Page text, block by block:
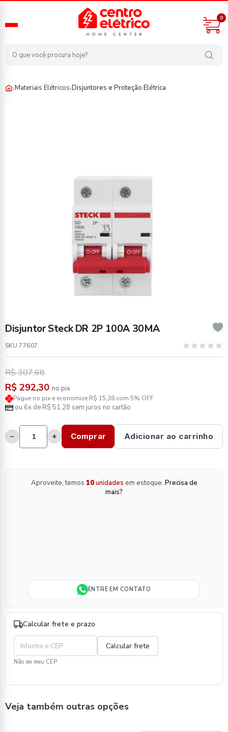
0
›Materiais Elétricos›Disjuntores e Proteção Elétrica
Disjuntor Steck DR 2P 100A 30MA
SKU 77607
R$ 307,68
R$ 292,30 no pix
Pague no pix e economize R$ 15,38 com 5% OFF
ou 6x de R$ 51,28 sem juros no cartão
− + Comprar Adicionar ao carrinho
Aproveite, temos 10unidades em estoque. Precisa de
mais?
ENTRE EM CONTATO
Calcular frete e prazo
Não sei meu CEP
Veja também outras opções